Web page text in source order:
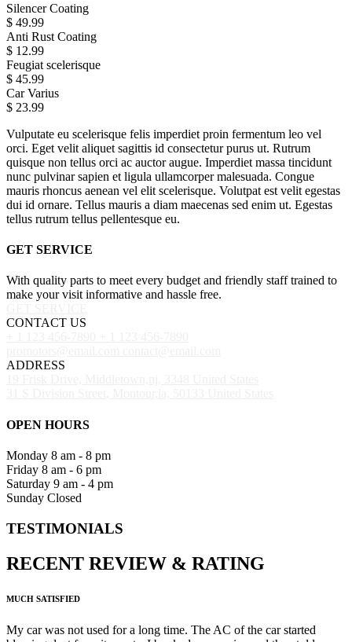
Silencer Coating
$ 49.99
Anti Rust Coating
$ 12.99
Feugiat scelerisque
$ 45.99
Car Varius
$ 23.99
Vulputate eu scelerisque felis imperdiet proin fermentum leo vel
orci. Eget velit aliquet sagittis id consectetur purus ut. Rutrum
quisque non tellus orci ac auctor augue. Imperdiet massa tincidunt
nunc pulvinar sapien et ligula ullamcorper malesuada. Congue
mauris rhoncus aenean vel elit scelerisque. Volutpat est velit egestas
dui id ornare. Tellus mauris a diam maecenas sed enim ut. Egestas
tellus rutrum tellus pellentesque eu.
GET SERVICE
With quality parts to meet every budget and friendly staff trained to
make your visit informative and hassle free.
CONTACT US
ADDRESS
OPEN HOURS
Monday 8 am - 8 pm
Friday 8 am - 6 pm
Saturday 9 am - 4 pm
Sunday Closed
TESTIMONIALS
RECENT REVIEW & RATING
MUCH SATISFIED
My car was not used for a long time. The AC of the car started